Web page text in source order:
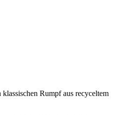
Rumpf aus recyceltem